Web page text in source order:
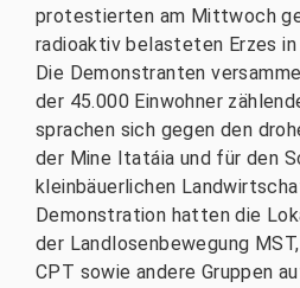
protestierten am Mittwoch
radioaktiv belasteten Erzes
Die Demonstranten
der 45.000 Einwohner
sprachen sich gegen den
der Mine Itatáia und für den
kleinbäuerlichen
Demonstration hatten die
der Landlosenbewegung
CPT sowie andere Gruppen